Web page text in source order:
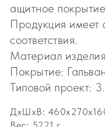
ащитное
Продукция имеет
соответствия.
Материал
Покрытие:
Типовой проект:
ДxШxВ: